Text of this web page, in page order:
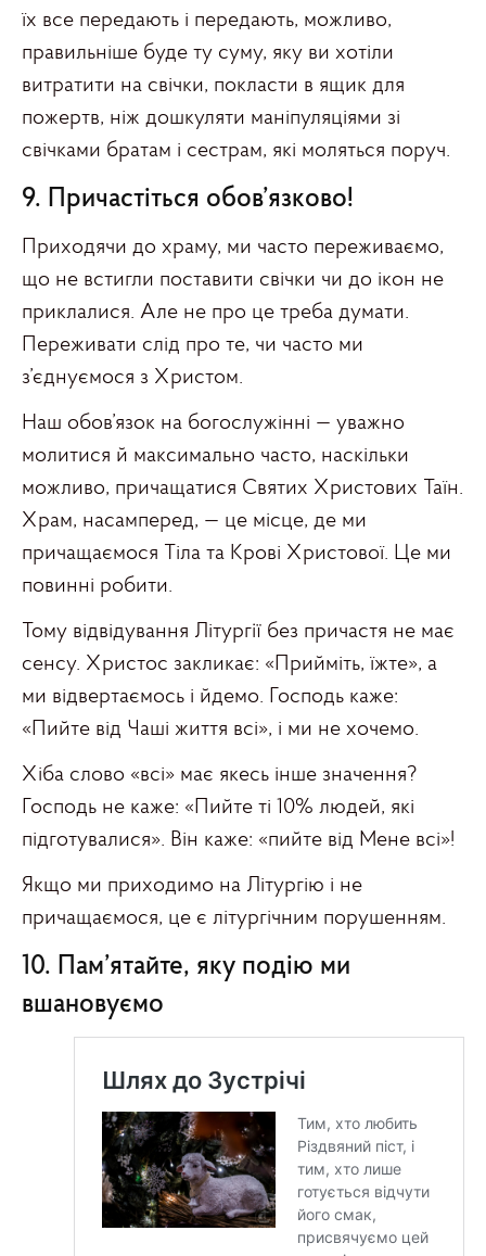
їх все передають і передають, можливо,
правильніше буде ту суму, яку ви хотіли
витратити на свічки, покласти в ящик для
пожертв, ніж дошкуляти маніпуляціями зі
свічками братам і сестрам, які моляться поруч.
9. Причастіться обов’язково!
Приходячи до храму, ми часто переживаємо,
що не встигли поставити свічки чи до ікон не
приклалися. Але не про це треба думати.
Переживати слід про те, чи часто ми
з’єднуємося з Христом.
Наш обов’язок на богослужінні — уважно
молитися й максимально часто, наскільки
можливо, причащатися Святих Христових Таїн.
Храм, насамперед, — це місце, де ми
причащаємося Тіла та Крові Христової. Це ми
повинні робити.
Тому відвідування Літургії без причастя не має
сенсу. Христос закликає: «Прийміть, їжте», а
ми відвертаємось і йдемо. Господь каже:
«Пийте від Чаші життя всі», і ми не хочемо.
Хіба слово «всі» має якесь інше значення?
Господь не каже: «Пийте ті 10% людей, які
підготувалися». Він каже: «пийте від Мене всі»!
Якщо ми приходимо на Літургію і не
причащаємося, це є літургічним порушенням.
10. Пам’ятайте, яку подію ми
вшановуємо